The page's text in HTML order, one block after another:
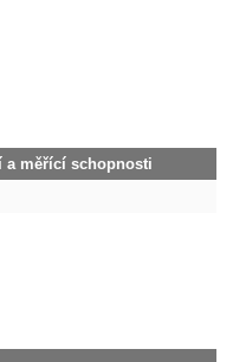
a měřící schopnosti